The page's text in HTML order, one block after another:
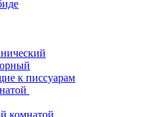
к писсуарам
комнатой